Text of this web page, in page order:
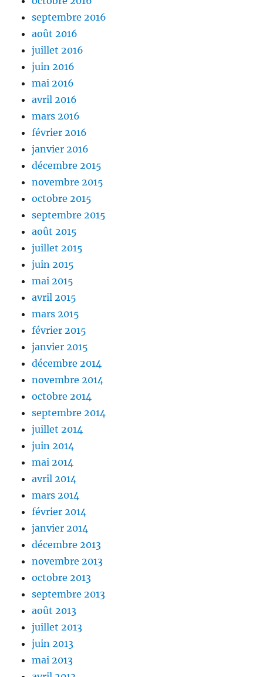
septembre 2016
août 2016
juillet 2016
juin 2016
mai 2016
avril 2016
mars 2016
février 2016
janvier 2016
décembre 2015
novembre 2015
octobre 2015
septembre 2015
août 2015
juillet 2015
juin 2015
mai 2015
avril 2015
mars 2015
février 2015
janvier 2015
décembre 2014
novembre 2014
octobre 2014
septembre 2014
juillet 2014
juin 2014
mai 2014
avril 2014
mars 2014
février 2014
janvier 2014
décembre 2013
novembre 2013
octobre 2013
septembre 2013
août 2013
juillet 2013
juin 2013
mai 2013